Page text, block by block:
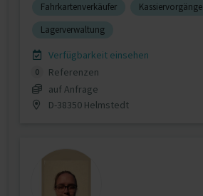
Fahrkartenverkäufer Kassiervorgänge
Lagerverwaltung
Verfügbarkeit einsehen
0
Referenzen
auf Anfrage
D-38350 Helmstedt